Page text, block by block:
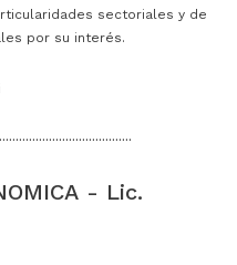
sectoriales y de
por su interés.
- Lic.